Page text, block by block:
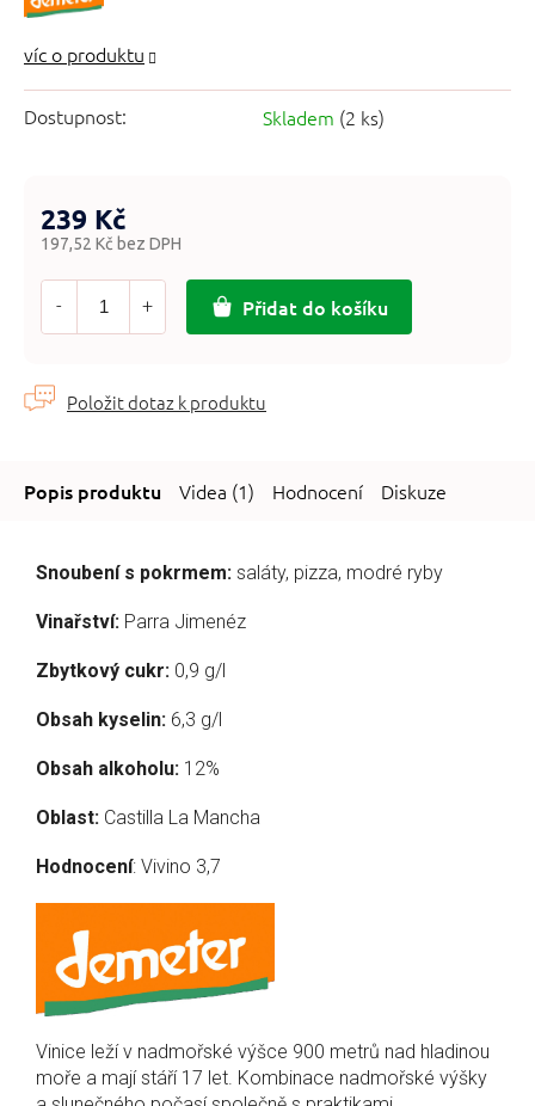
Dostupnost: Skladem (2 ks)
239 Kč
197,52 Kč bez DPH
Měrná
Přidat do košíku
Videa (1) Hodnocení Diskuze
Snoubení s pokrmem: saláty, pizza, modré ryby
Vinařství: Parra Jimenéz
Zbytkový cukr: 0,9 g/l
Obsah kyselin: 6,3 g/l
Obsah alkoholu: 12%
Oblast: Castilla La Mancha
Hodnocení: Vivino 3,7
Vinice leží v nadmořské výšce 900 metrů nad hladinou
moře a mají stáří 17 let. Kombinace nadmořské výšky